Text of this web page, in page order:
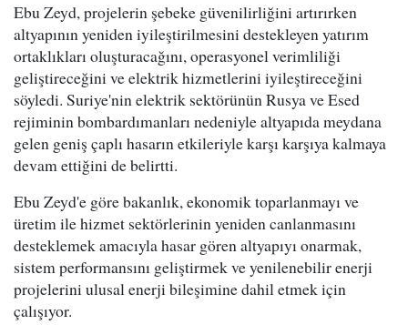
Ebu Zeyd, projelerin şebeke güvenilirliğini artırırken
altyapının yeniden iyileştirilmesini destekleyen yatırım
ortaklıkları oluşturacağını, operasyonel verimliliği
geliştireceğini ve elektrik hizmetlerini iyileştireceğini
söyledi. Suriye'nin elektrik sektörünün Rusya ve Esed
rejiminin bombardımanları nedeniyle altyapıda meydana
gelen geniş çaplı hasarın etkileriyle karşı karşıya kalmaya
devam ettiğini de belirtti.
Ebu Zeyd'e göre bakanlık, ekonomik toparlanmayı ve
üretim ile hizmet sektörlerinin yeniden canlanmasını
desteklemek amacıyla hasar gören altyapıyı onarmak,
sistem performansını geliştirmek ve yenilenebilir enerji
projelerini ulusal enerji bileşimine dahil etmek için
çalışıyor.